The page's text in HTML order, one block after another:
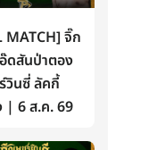
MATCH] จิ๊ก
ดสันป่าตอง
วินซี่ ลัคกี้
| 6 ส.ค. 69